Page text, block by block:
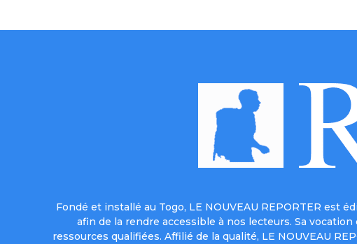
Fondé et installé au Togo, LE NOUVEAU REPORTER est
afin de la rendre accessible à nos lecteurs. Sa vocation
ressources qualifiées. Affilié de la qualité, LE NOUVEAU